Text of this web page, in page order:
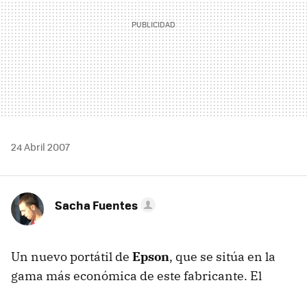
24 Abril 2007
Sacha Fuentes
Un nuevo portátil de Epson, que se sitúa en la
gama más económica de este fabricante. El